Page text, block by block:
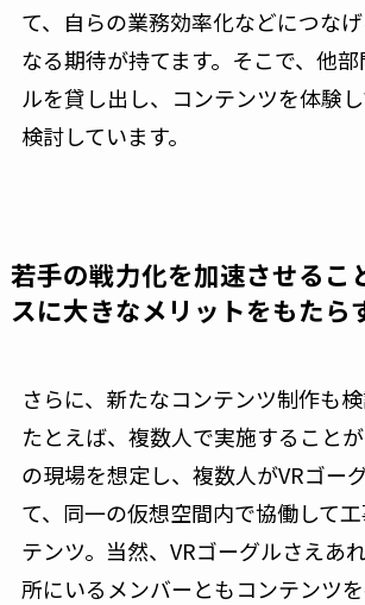
て、自らの業務効率化などにつな
なる期待が持てます。そこで、他
ルを貸し出し、コンテンツを体験
検討しています。
若手の戦力化を加速させるこ
スに大きなメリットをもたら
さらに、新たなコンテンツ制作も検
たとえば、複数人で実施すること
の現場を想定し、複数人がVRゴー
て、同一の仮想空間内で協働して
テンツ。当然、VRゴーグルさえあ
所にいるメンバーともコンテンツ